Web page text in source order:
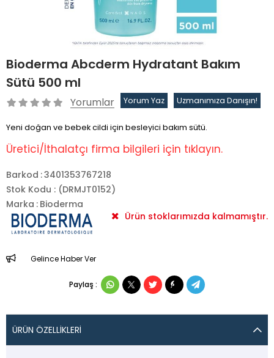
Bioderma Abcderm Hydratant Bakım
Sütü 500 ml
Yorumlar Yorum Yaz Uzmanımıza Danışın!
Yeni doğan ve bebek cildi için besleyici bakım sütü.
Üretici/İthalatçı firma bilgileri için tıklayın.
Barkod :3401353767218
Stok Kodu
(DRMJT0152)
Ürün stoklarımızda kalmamıştır.
Marka : Bioderma
Gelince Haber Ver
Paylaş :
ÜRÜN ÖZELLIKLERI